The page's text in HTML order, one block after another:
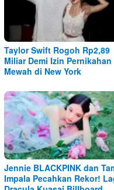
Taylor Swift Rogoh Rp2,89
Miliar Demi Izin Pernikahan
Mewah di New York
Jennie BLACKPINK dan
Impala Pecahkan Rekor!